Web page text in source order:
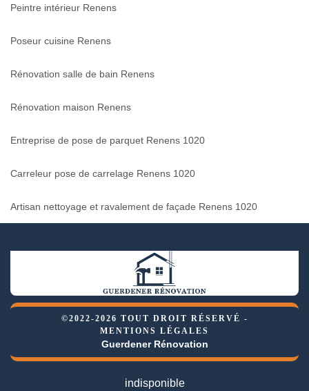
Peintre intérieur Renens
Poseur cuisine Renens
Rénovation salle de bain Renens
Rénovation maison Renens
Entreprise de pose de parquet Renens 1020
Carreleur pose de carrelage Renens 1020
Artisan nettoyage et ravalement de façade Renens 1020
©2022-2026 TOUT DROIT RÉSERVÉ -
MENTIONS LÉGALES
Guerdener Rénovation
indisponible